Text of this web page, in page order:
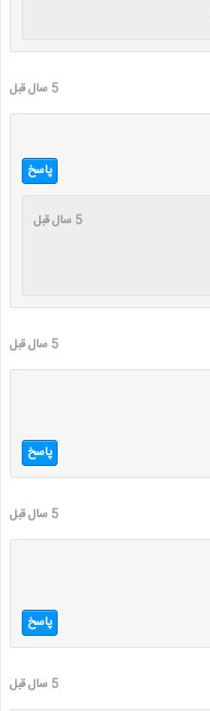
5 سال قبل
پاسخ
5 سال قبل
5 سال قبل
پاسخ
5 سال قبل
پاسخ
5 سال قبل